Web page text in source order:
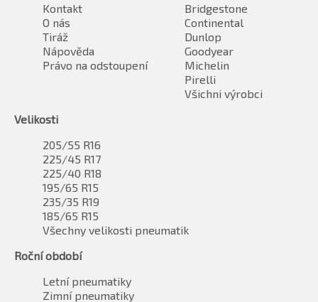
Kontakt
O nás
Tiráž
Nápověda
Právo na odstoupení
Bridgestone
Continental
Dunlop
Goodyear
Michelin
Pirelli
Všichni výrobci
Velikosti
205/55 R16
225/45 R17
225/40 R18
195/65 R15
235/35 R19
185/65 R15
Všechny velikosti pneumatik
Roční období
Letní pneumatiky
Zimní pneumatiky